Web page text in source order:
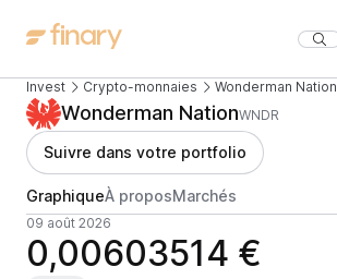
Invest Crypto-monnaies Wonderman Nation
Wonderman NationWNDR
Suivre dans votre portfolio
GraphiqueÀ proposMarchés
09 août 2026
0,00603514 €